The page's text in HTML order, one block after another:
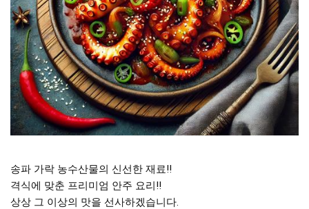
송파 가락 농수산물의 신선한 재료!!
격식에 맞춘 프리미엄 안주 요리!!
상상 그 이상의 맛을 선사하겠습니다.